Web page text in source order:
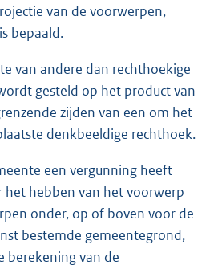
van de voorwerpen,
bepaald.
van andere dan rechthoekige
gesteld op het product van
zijden van een om het
denkbeeldige rechthoek.
een vergunning heeft
het hebben van het voorwerp
onder, op of boven voor de
bestemde gemeentegrond,
berekening van de